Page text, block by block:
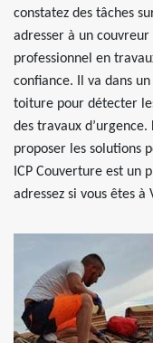
constatez des tâches
adresser à un
professionnel en
confiance. Il va dans
toiture pour détecter
des travaux
proposer les solutions
ICP Couverture est un
adressez si vous êtes